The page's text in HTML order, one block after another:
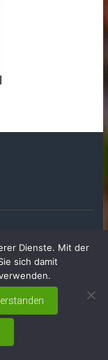
Rechte vorbehalten.
von
Dienste. Mit der
sich damit